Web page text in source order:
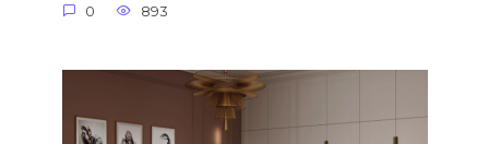
0 893